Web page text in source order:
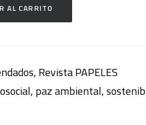
AL CARRITO
, Revista PAPELES
, paz ambiental,